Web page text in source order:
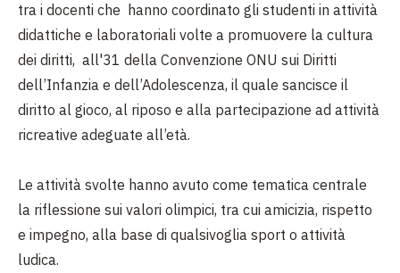
tra i docenti che hanno coordinato gli studenti in attività
didattiche e laboratoriali volte a promuovere la cultura
dei diritti, all'31 della Convenzione ONU sui Diritti
dell’Infanzia e dell’Adolescenza, il quale sancisce il
diritto al gioco, al riposo e alla partecipazione ad attività
ricreative adeguate all’età.
Le attività svolte hanno avuto come tematica centrale
la riflessione sui valori olimpici, tra cui amicizia, rispetto
e impegno, alla base di qualsivoglia sport o attività
ludica.